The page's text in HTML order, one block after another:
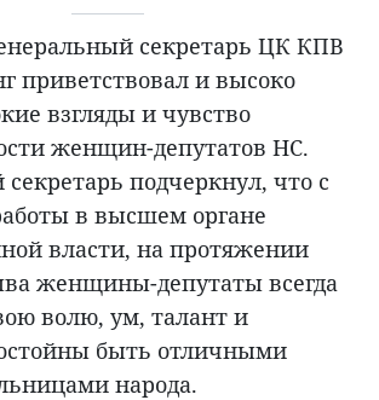
секретарь ЦК КПВ
приветствовал и высоко
взгляды и чувство
женщин-депутатов НС.
подчеркнул, что с
в высшем органе
власти, на протяжении
женщины-депутаты всегда
волю, ум, талант и
быть отличными
народа.